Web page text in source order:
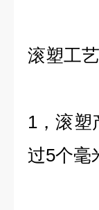
滚塑工
1，滚塑
过5个毫